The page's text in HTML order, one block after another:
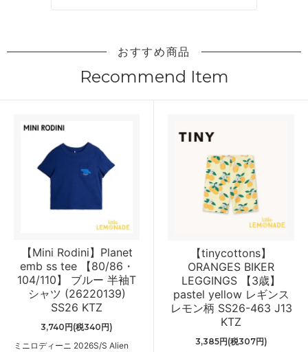
おすすめ商品
Recommend Item
【Mini Rodini】Planet
emb ss tee 【80/86・
104/110】 ブルー 半袖T
シャツ (26220139)
SS26 KTZ
3,740円(税340円)
ミニロディーニ 2026S/S Alien
【tinycottons】
ORANGES BIKER
LEGGINGS 【3歳】
pastel yellow レギンス
レモン柄 SS26-463 J13
KTZ
3,385円(税307円)